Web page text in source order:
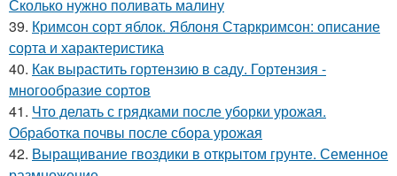
Сколько нужно поливать малину
39. Кримсон сорт яблок. Яблоня Старкримсон: описание
сорта и характеристика
40. Как вырастить гортензию в саду. Гортензия -
многообразие сортов
41. Что делать с грядками после уборки урожая.
Обработка почвы после сбора урожая
42. Выращивание гвоздики в открытом грунте. Семенное